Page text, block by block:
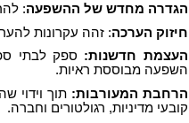
הגדרה מחדש של ההשפעה:
חיזוק הערכה: זהה עקרונות
העצמת חדשנות: ספק לבתי
השפעה מבוססת ראיות.
הרחבת המעורבות: תוך וידוי
קובעי מדיניות, רגולטורים וחברה.